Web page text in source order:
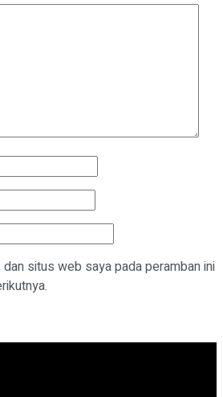
dan situs web saya pada peramban ini